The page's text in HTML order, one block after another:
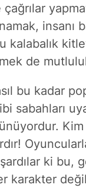
çağrılar
insanı
kalabalık
de
bu kadar
sabahları
ki bu,
karakter